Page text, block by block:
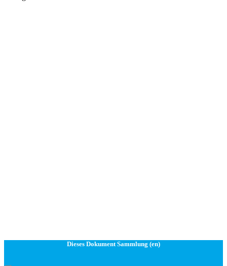
Dieses Dokument Sammlung (en)